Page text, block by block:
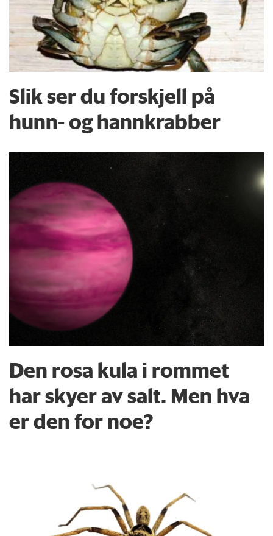
Slik ser du forskjell på
hunn- og hannkrabber
Den rosa kula i rommet
har skyer av salt. Men hva
er den for noe?